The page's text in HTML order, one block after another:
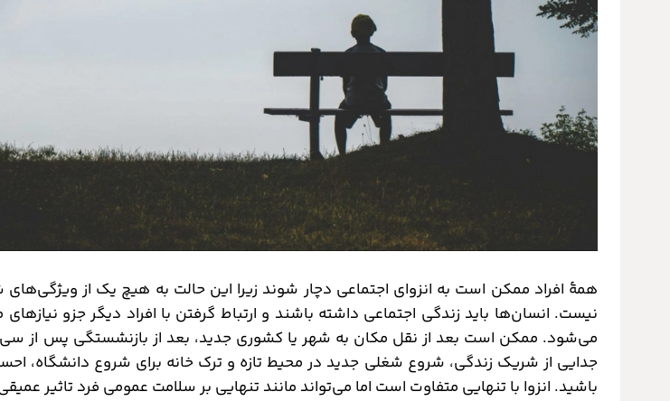
همۀ افراد ممکن است به انزوای اجتماعی دچار شوند زیرا این حالت به هیچ یک از
نیست. انسان‌ها باید زندگی اجتماعی داشته باشند و ارتباط گرفتن با افراد دیگر جزو
می‌شود. ممکن است بعد از نقل مکان به شهر یا کشوری جدید، بعد از بازنشستگی پس از
جدایی از شریک زندگی، شروع شغلی جدید در محیط تازه و ترک خانه برای شروع دانشگاه،
باشید. انزوا با تنهایی متفاوت است اما می‌تواند مانند تنهایی بر سلامت عمومی فرد تاثیر